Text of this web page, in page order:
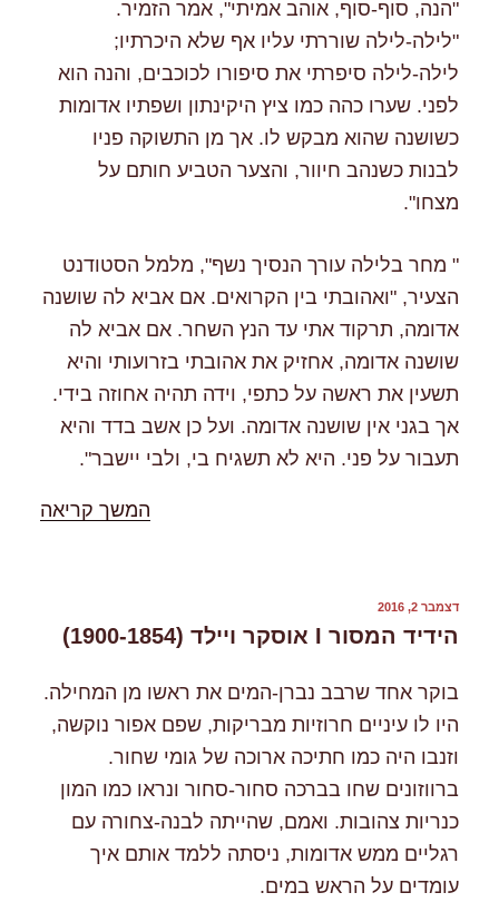
"הנה, סוף-סוף, אוהב אמיתי", אמר הזמיר.
"לילה-לילה שוררתי עליו אף שלא היכרתיו;
לילה-לילה סיפרתי את סיפורו לכוכבים, והנה הוא
לפני. שערו כהה כמו ציץ היקינתון ושפתיו אדומות
כשושנה שהוא מבקש לו. אך מן התשוקה פניו
לבנות כשנהב חיוור, והצער הטביע חותם על
מצחו".
" מחר בלילה עורך הנסיך נשף", מלמל הסטודנט
הצעיר, "ואהובתי בין הקרואים. אם אביא לה שושנה
אדומה, תרקוד אתי עד הנץ השחר. אם אביא לה
שושנה אדומה, אחזיק את אהובתי בזרועותי והיא
תשעין את ראשה על כתפי, וידה תהיה אחוזה בידי.
אך בגני אין שושנה אדומה. ועל כן אשב בדד והיא
תעבור על פני. היא לא תשגיח בי, ולבי יישבר".
המשך קריאה
פורסם
דצמבר 2, 2016
הידיד המסור I אוסקר ויילד (1900-1854)
בוקר אחד שרבב נברן-המים את ראשו מן המחילה.
היו לו עיניים חרוזיות מבריקות, שפם אפור נוקשה,
וזנבו היה כמו חתיכה ארוכה של גומי שחור.
ברווזונים שחו בברכה סחור-סחור ונראו כמו המון
כנריות צהובות. ואמם, שהייתה לבנה-צחורה עם
רגליים ממש אדומות, ניסתה ללמד אותם איך
עומדים על הראש במים.